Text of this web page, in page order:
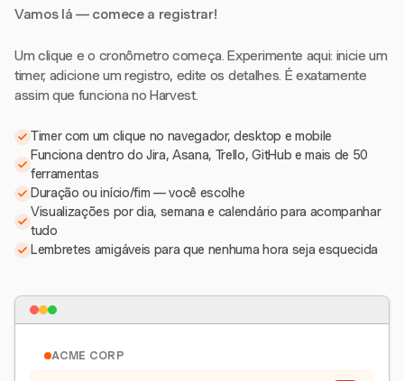
Vamos lá — comece a registrar!
Um clique e o cronômetro começa. Experimente aqui: inicie um
timer, adicione um registro, edite os detalhes. É exatamente
assim que funciona no Harvest.
Timer com um clique no navegador, desktop e mobile
Funciona dentro do Jira, Asana, Trello, GitHub e mais de 50
ferramentas
Duração ou início/fim — você escolhe
Visualizações por dia, semana e calendário para acompanhar
tudo
Lembretes amigáveis para que nenhuma hora seja esquecida
ACME CORP